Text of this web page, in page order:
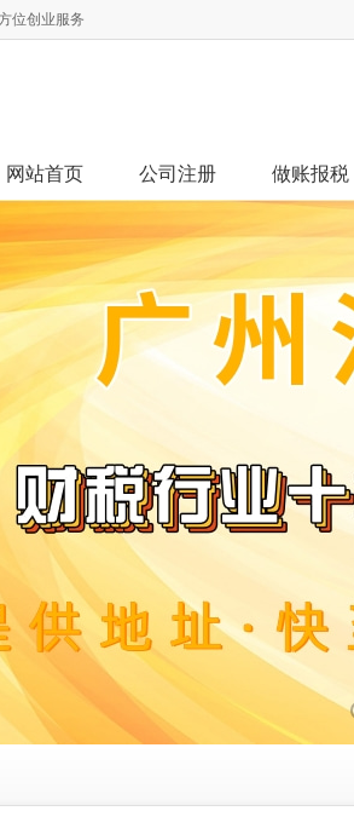
位创业服务
网站首页 公司注册 做账报税